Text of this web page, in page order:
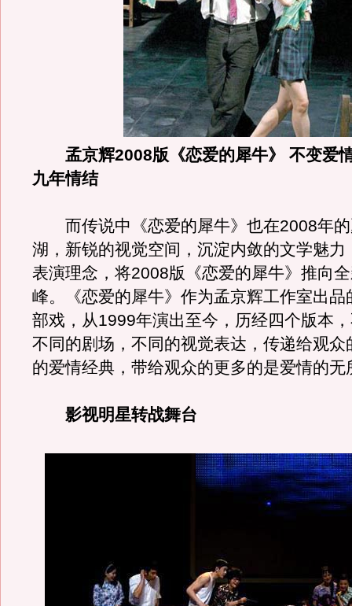
孟京辉2008版《恋爱的犀牛》 不变爱
九年情结
而传说中《恋爱的犀牛》也在2008年的
湖，新锐的视觉空间，沉淀内敛的文学魅力
表演理念，将2008版《恋爱的犀牛》推向
峰。《恋爱的犀牛》作为孟京辉工作室出品
部戏，从1999年演出至今，历经四个版本
不同的剧场，不同的视觉表达，传递给观众
的爱情经典，带给观众的更多的是爱情的无
影视明星转战舞台